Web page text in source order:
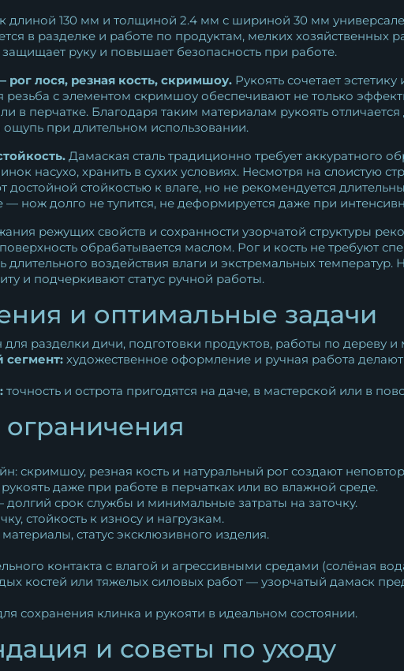
длиной 130 мм и толщиной 2.4 мм с шириной 30 мм
в разделке и работе по продуктам, мелких хозяйственных
руку и повышает безопасность при работе.
лося, резная кость, скримшоу. Рукоять сочетает
резьба с элементом скримшоу обеспечивают не только
в перчатке. Благодаря таким материалам рукоять
при длительном использовании.
Дамаская сталь традиционно требует аккуратного
насухо, хранить в сухих условиях. Несмотря на слоистую
стойкостью к влаге, но не рекомендуется
— нож долго не тупится, не деформируется даже при
режущих свойств и сохранности узорчатой структуры
обрабатывается маслом. Рог и кость не требуют
длительного воздействия влаги и экстремальных
и подчеркивают статус ручной работы.
и оптимальные задачи
для разделки дичи, подготовки продуктов, работы по дереву
художественное оформление и ручная работа
точность и острота пригодятся на даче, в мастерской или в
скримшоу, резная кость и натуральный рог создают
даже при работе в перчатках или во влажной среде.
срок службы и минимальные затраты на заточку.
стойкость к износу и нагрузкам.
статус эксклюзивного изделия.
контакта с влагой и агрессивными средами (солёная
костей или тяжелых силовых работ — узорчатый дамаск
сохранения клинка и рукояти в идеальном состоянии.
и советы по уходу